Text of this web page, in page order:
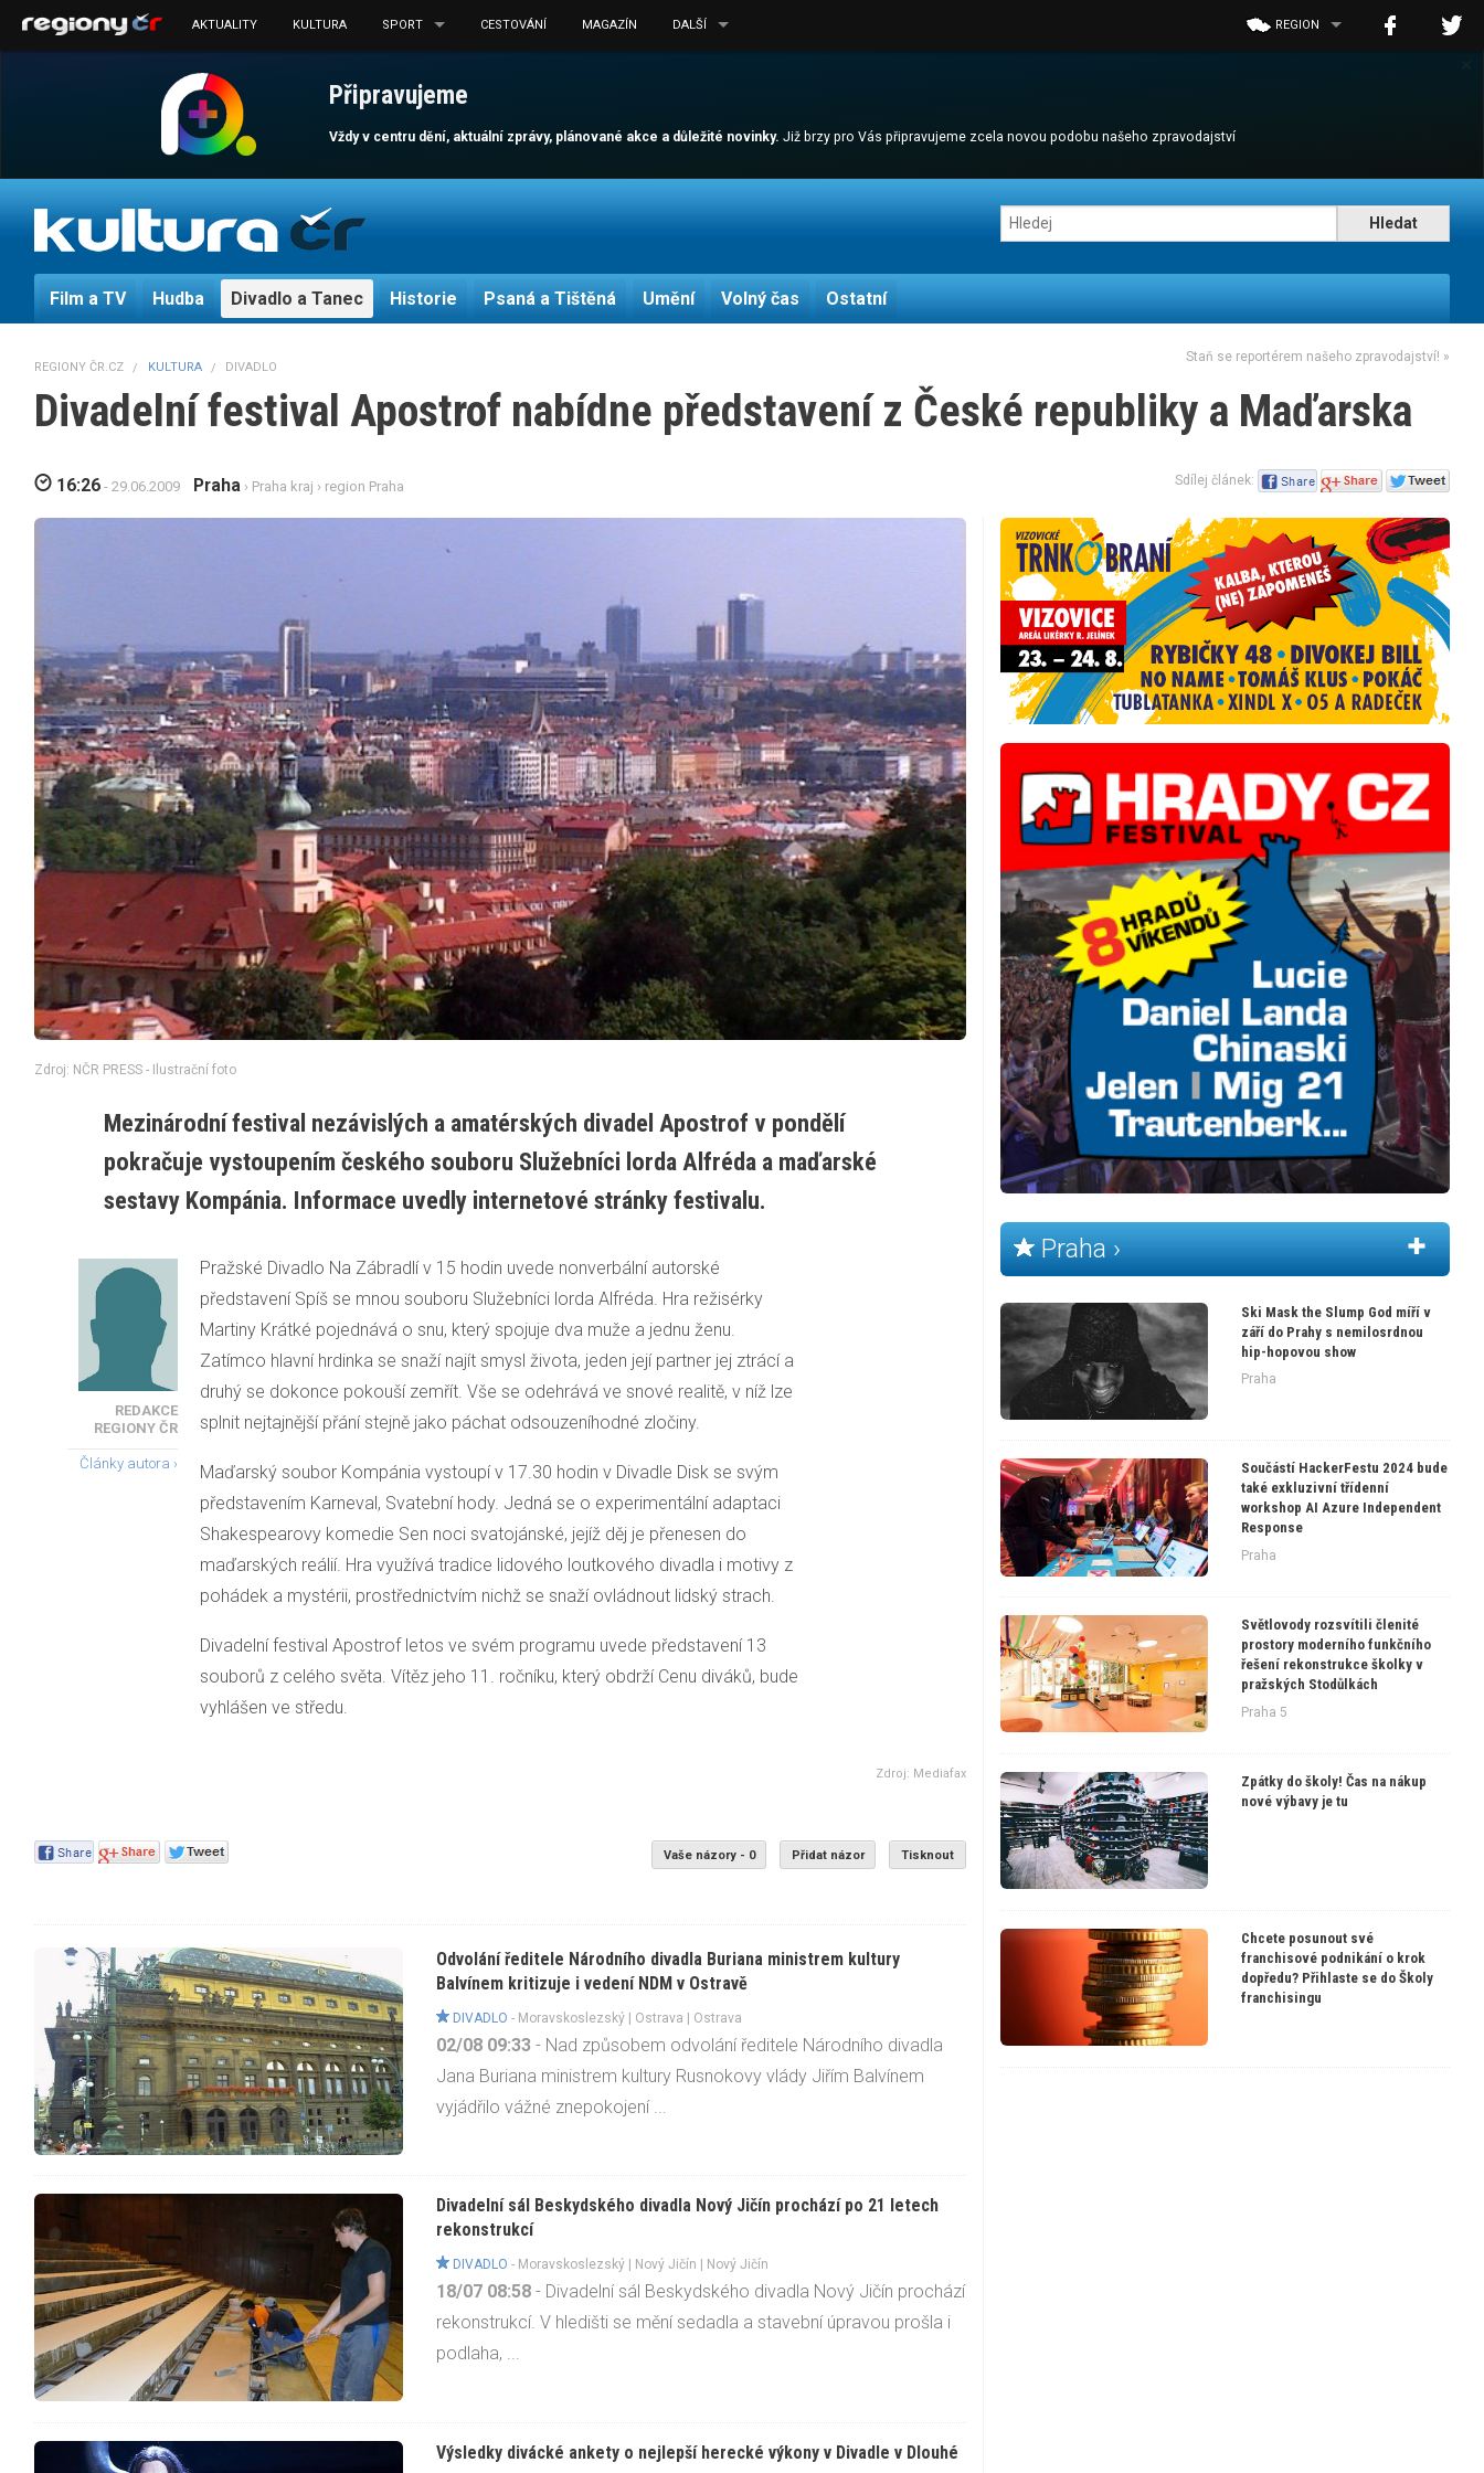
Připravujeme
Vždy v centru dění, aktuální zprávy, plánované akce a důležité novinky.Již brzy pro Vás připravujeme zcela novou podobu našeho zpravodajství
AKTUALITY KULTURA SPORT CESTOVÁNÍ MAGAZÍN DALŠÍ REGION
Film a TV Hudba Divadlo a Tanec Historie Psaná a Tištěná Umění Volný čas Ostatní
REGIONY ČR.CZ KULTURA DIVADLO
Staň se reportérem našeho zpravodajství! »
Divadelní festival Apostrof nabídne představení z České republiky a Maďarska
16:26 - 29.06.2009 Praha › Praha kraj › region Praha Sdílej článek:
Zdroj: NČR PRESS - Ilustrační foto
Mezinárodní festival nezávislých a amatérských divadel Apostrof v pondělí
pokračuje vystoupením českého souboru Služebníci lorda Alfréda a maďarské
sestavy Kompánia. Informace uvedly internetové stránky festivalu.
REDAKCE
REGIONY ČR
Články autora ›
Pražské Divadlo Na Zábradlí v 15 hodin uvede nonverbální autorské
představení Spíš se mnou souboru Služebníci lorda Alfréda. Hra režisérky
Martiny Krátké pojednává o snu, který spojuje dva muže a jednu ženu.
Zatímco hlavní hrdinka se snaží najít smysl života, jeden její partner jej ztrácí a
druhý se dokonce pokouší zemřít. Vše se odehrává ve snové realitě, v níž lze
splnit nejtajnější přání stejně jako páchat odsouzeníhodné zločiny.
Maďarský soubor Kompánia vystoupí v 17.30 hodin v Divadle Disk se svým
představením Karneval, Svatební hody. Jedná se o experimentální adaptaci
Shakespearovy komedie Sen noci svatojánské, jejíž děj je přenesen do
maďarských reálií. Hra využívá tradice lidového loutkového divadla i motivy z
pohádek a mystérii, prostřednictvím nichž se snaží ovládnout lidský strach.
Divadelní festival Apostrof letos ve svém programu uvede představení 13
souborů z celého světa. Vítěz jeho 11. ročníku, který obdrží Cenu diváků, bude
vyhlášen ve středu.
Zdroj: Mediafax
Vaše názory - 0 Přidat názor Tisknout
Odvolání ředitele Národního divadla Buriana ministrem kultury
Balvínem kritizuje i vedení NDM v Ostravě
DIVADLO - Moravskoslezský Ostrava | Ostrava
02/08 09:33 - Nad způsobem odvolání ředitele Národního divadla
Jana Buriana ministrem kultury Rusnokovy vlády Jiřím Balvínem
vyjádřilo vážné znepokojení ...
Divadelní sál Beskydského divadla Nový Jičín prochází po 21 letech
rekonstrukcí
DIVADLO - Moravskoslezský Nový Jičín | Nový Jičín
18/07 08:58 - Divadelní sál Beskydského divadla Nový Jičín prochází
rekonstrukcí. V hledišti se mění sedadla a stavební úpravou prošla i
podlaha, ...
Výsledky divácké ankety o nejlepší herecké výkony v Divadle v Dlouhé
Praha ›
Ski Mask the Slump God míří v
září do Prahy s nemilosrdnou
hip-hopovou show
Praha
Součástí HackerFestu 2024 bude
také exkluzivní třídenní
workshop AI Azure Independent
Response
Praha
Světlovody rozsvítili členité
prostory moderního funkčního
řešení rekonstrukce školky v
pražských Stodůlkách
Praha 5
Zpátky do školy! Čas na nákup
nové výbavy je tu
Chcete posunout své
franchisové podnikání o krok
dopředu? Přihlaste se do Školy
franchisingu